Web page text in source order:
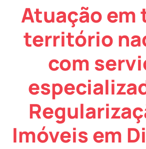
Atuação em
território
com
Imóveis em